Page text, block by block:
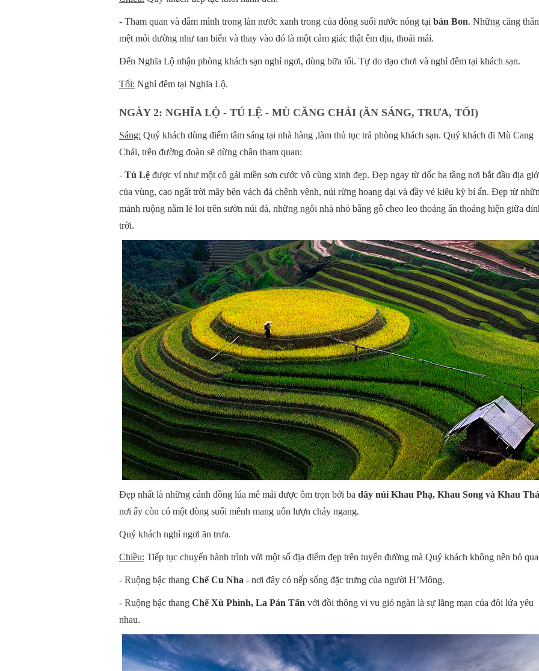
- Tham quan và đắm mình trong làn nước xanh trong của dòng suối nước nóng tại bản Bon. Những căng
mệt mỏi dường như tan biến và thay vào đó là một cảm giác thật êm dịu, thoải mái.
Đến Nghĩa Lộ nhận phòng khách sạn nghỉ ngơi, dùng bữa tối. Tự do dạo chơi và nghỉ đêm tại khách sạn.
Tối: Nghỉ đêm tại Nghĩa Lộ.
NGÀY 2: NGHĨA LỘ - TÚ LỆ - MÙ CĂNG CHẢI (ĂN SÁNG, TRƯA, TỐI)
Sáng: Quý khách dùng điểm tâm sáng tại nhà hàng ,làm thủ tục trả phòng khách sạn. Quý khách đi Mù Cang
Chải, trên đường đoàn sẽ dừng chân tham quan:
- Tú Lệ được ví như một cô gái miền sơn cước vô cùng xinh đẹp. Đẹp ngay từ dốc ba tầng nơi bắt đầu địa
của vùng, cao ngất trời mây bên vách đá chênh vênh, núi rừng hoang dại và đầy vẻ kiêu kỳ bí ẩn. Đẹp từ
mảnh ruộng nằm lẻ loi trên sườn núi đá, những ngôi nhà nhỏ bằng gỗ cheo leo thoáng ẩn thoáng hiện giữa
trời.
Đẹp nhất là những cánh đồng lúa mê mải được ôm trọn bởi ba dãy núi Khau Phạ, Khau Song và Khau
nơi ấy còn có một dòng suối mênh mang uốn lượn chảy ngang.
Quý khách nghỉ ngơi ăn trưa.
Chiều: Tiếp tục chuyến hành trình với một số địa điểm đẹp trên tuyến đường mà Quý khách không nên bỏ
- Ruộng bậc thang Chế Cu Nha - nơi đây có nếp sống đặc trưng của người H’Mông.
- Ruộng bậc thang Chế Xù Phình, La Pán Tẩn với đồi thông vi vu gió ngàn là sự lãng mạn của đôi lứa yêu
nhau.